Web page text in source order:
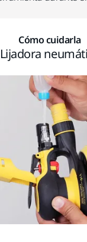
Cómo cuidarla
Lijadora